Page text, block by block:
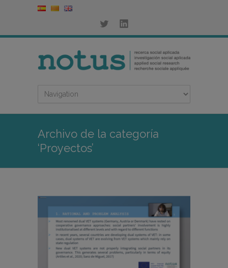
Archivo de la categoría
‘Proyectos’